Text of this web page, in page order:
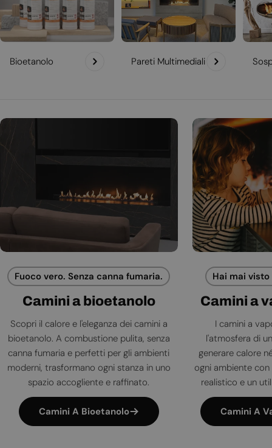
Bioetanolo Pareti Multimediali
Fuoco vero. Senza canna fumaria.
Camini a bioetanolo
Scopri il calore e l'eleganza dei camini a
bioetanolo. A combustione pulita, senza
canna fumaria e perfetti per gli ambienti
moderni, trasformano ogni stanza in uno
spazio accogliente e raffinato.
Camini A Bioetanolo
Hai mai
Camini a
I camini a
l'atmosfera di
generare calore
ogni ambiente
realistico e un
Camini A